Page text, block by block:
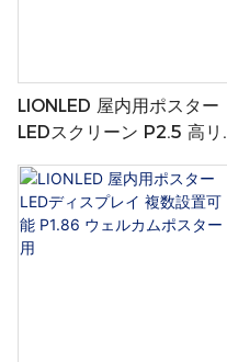
LIONLED 屋内用ポスター
LEDスクリーン P2.5 高リ
ィバルディスプレイ向け